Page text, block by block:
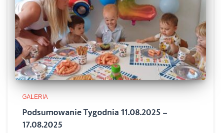
GALERIA
Podsumowanie Tygodnia 11.08.2025 –
17.08.2025